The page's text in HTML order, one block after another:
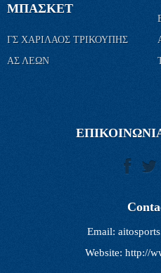
ΜΠΑΣΚΕΤ
ΓΣ ΧΑΡΙΛΑΟΣ ΤΡΙΚΟΥΠΗΣ
ΑΣ ΛΕΩΝ
Email:
Website: http://